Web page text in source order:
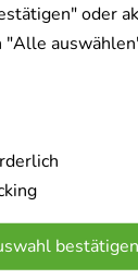
oder
"Alle
Hierbei
sind (z.B.
weshalb
bestätigen